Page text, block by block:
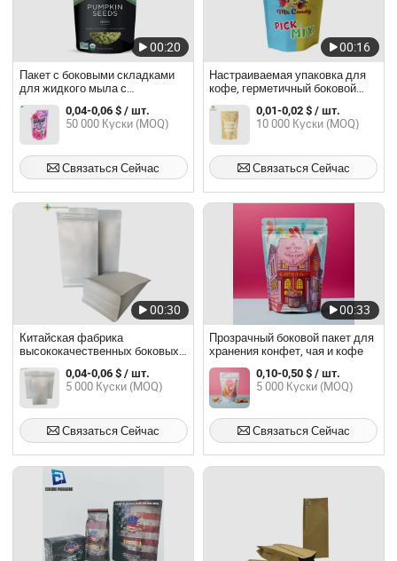
00:20
Пакет с боковыми складками
для жидкого мыла с
индивидуальной печатью,
стоящий 0,04-0,06 $ / шт.
50 000 Куски (MOQ)
Связаться Сейчас
00:16
Настраиваемая упаковка для
кофе, герметичный боковой
гуссетный пакет, стоячий
алюминиевый пакет с
квадратным дном и клапаном
0,01-0,02 $ / шт.
10 000 Куски (MOQ)
Связаться Сейчас
00:30
Китайская фабрика
высококачественных боковых
карманов, производитель
формованных пакетов,
коробчатых пакетов, плоских
дно мешков с молнией
0,04-0,06 $ / шт.
5 000 Куски (MOQ)
Связаться Сейчас
00:33
Прозрачный боковой пакет для
хранения конфет, чая и кофе
0,10-0,50 $ / шт.
5 000 Куски (MOQ)
Связаться Сейчас